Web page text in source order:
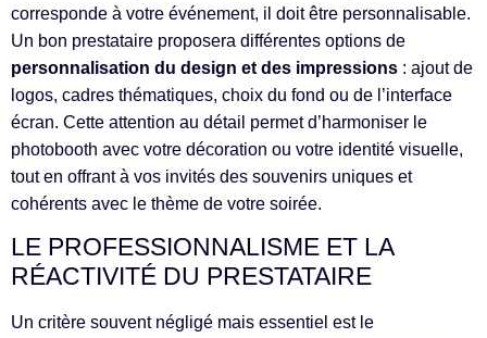
corresponde à votre événement, il doit être personnalisable.
Un bon prestataire proposera différentes options de
personnalisation du design et des impressions : ajout de
logos, cadres thématiques, choix du fond ou de l’interface
écran. Cette attention au détail permet d’harmoniser le
photobooth avec votre décoration ou votre identité visuelle,
tout en offrant à vos invités des souvenirs uniques et
cohérents avec le thème de votre soirée.
LE PROFESSIONNALISME ET LA
RÉACTIVITÉ DU PRESTATAIRE
Un critère souvent négligé mais essentiel est le